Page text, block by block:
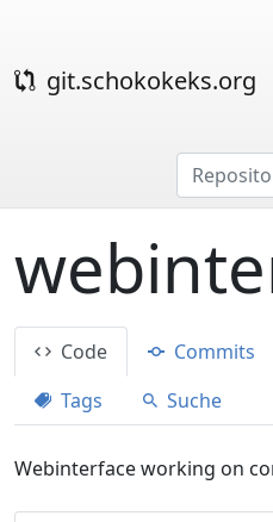
git.schokokeks.org
Code Commits
Tags
Suche
Webinterface working on